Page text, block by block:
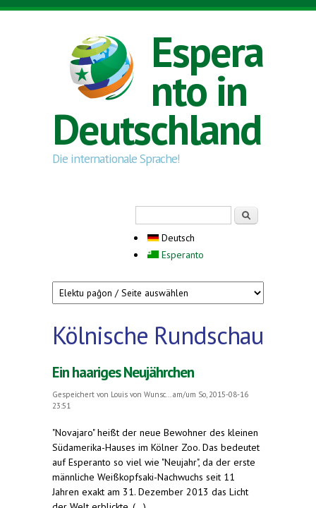
Direkt zum Inhalt
Espera
nto in
Deutschland
Die internationale Sprache!
Deutsch
Esperanto
Kölnische Rundschau
Ein haariges Neujährchen
Gespeichert von Louis von Wunsc...
am/um So, 2015-08-16
23:51
"Novajaro" heißt der neue Bewohner des kleinen
Südamerika-Hauses im Kölner Zoo. Das bedeutet
auf Esperanto so viel wie "Neujahr", da der erste
männliche Weißkopfsaki-Nachwuchs seit 11
Jahren exakt am 31. Dezember 2013 das Licht